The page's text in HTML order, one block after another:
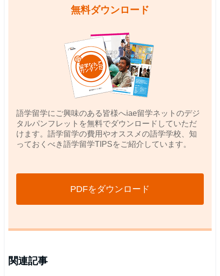
無料ダウンロード
語学留学にご興味のある皆様へiae留学ネットのデジ
タルパンフレットを無料でダウンロードしていただ
けます。語学留学の費用やオススメの語学学校、知
っておくべき語学留学TIPSをご紹介しています。
PDFをダウンロード
関連記事